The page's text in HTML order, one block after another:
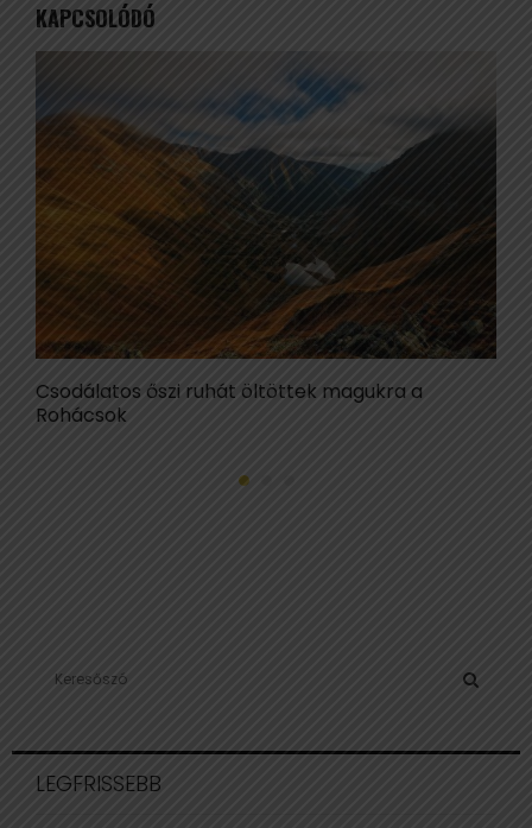
KAPCSOLÓDÓ
Csodálatos őszi ruhát öltöttek magukra a
Rohácsok
h
LEGFRISSEBB